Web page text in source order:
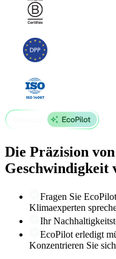
Die Präzision
Geschwindigkeit
Fragen Sie
Klimaexperten
Ihr
EcoPilot erledigt
Konzentrieren Sie